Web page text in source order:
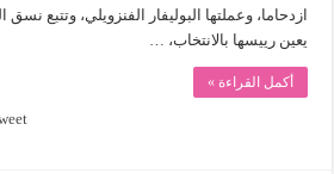
ازدحاما، وعملتها البوليفار الفنزويلي، وتتبع
يعين رييسها بالانتخاب، …
أكمل القراءة »